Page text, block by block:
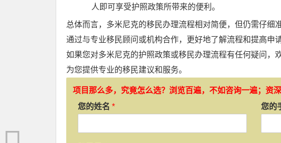
人即可享受护照政策所带来的便利。
总体而言，多米尼克的移民办理流程相对简便，但仍需仔细
通过与专业移民顾问或机构合作，更好地了解流程和提高申
如果您对多米尼克的护照政策或移民办理流程有任何疑问，
为您提供专业的移民建议和服务。
项目那么多，究竟怎么选？浏览百遍，不如咨询一遍；资
您的姓名 * 您的